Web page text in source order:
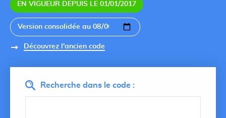
EN VIGUEUR DEPUIS LE 01/01/2017
Découvrez l'ancien code
Recherche dans le code :